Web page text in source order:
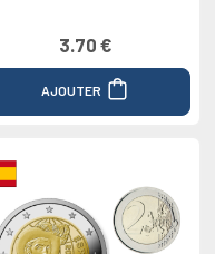
3.70 €
AJOUTER